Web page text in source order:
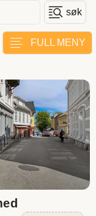
søk
FULL MENY